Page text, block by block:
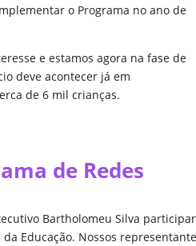
o Programa no ano de
e estamos agora na fase de
deve acontecer já em
de 6 mil crianças.
de Redes
Bartholomeu Silva
Educação. Nossos